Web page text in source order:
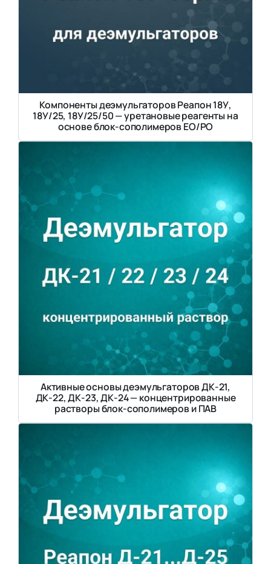
Компоненты деэмульгаторов Реапон 18У,
18У/25, 18У/25/50 — уретановые реагенты на
основе блок-сополимеров EO/PO
Активные основы деэмульгаторов ДК-21,
ДК-22, ДК-23, ДК-24 — концентрированные
растворы блок-сополимеров и ПАВ